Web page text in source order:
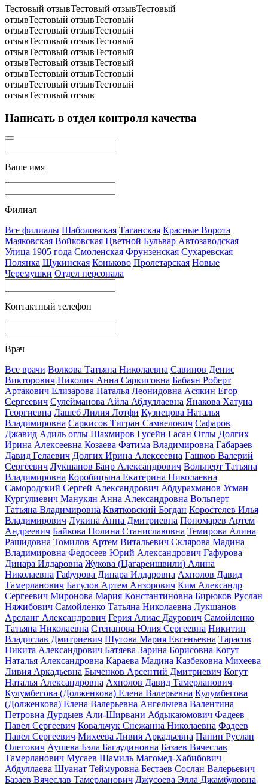
Тестовый отзывТестовый отзывТестовый
отзывТестовый отзывТестовый
отзывТестовый отзывТестовый
отзывТестовый отзывТестовый
отзывТестовый отзывТестовый
отзывТестовый отзывТестовый
отзывТестовый отзывТестовый
отзывТестовый отзывТестовый
отзывТестовый отзыв
Написать в отдел контроля качества
Ваше имя
Филиал
Все филиалы Шаболовская Таганская Красные Ворота
Маяковская Войковская Цветной Бульвар Автозаводская
Улица 1905 года Смоленская Фрунзенская Сухаревская
Полянка Щукинская Коньково Пролетарская Новые
Черемушки Отдел персонала
Контактный телефон
Врач
Все врачи Волкова Татьяна Николаевна Савинов Денис
Викторович Николич Анна Саркисовна Бабаян Роберт
Артакович Елизарова Наталья Леонидовна Асякин Егор
Сергеевич Сулейманова Айла Абдуллаевна Янакова Хатуна
Георгиевна Лашеб Лилия Лотфи Кузнецова Наталья
Владимировна Саркисов Тигран Самвелович Сафаров
Джавид Адиль оглы Шахмиров Гусейн Гасан Оглы Долгих
Ирина Алексеевна Козаева Фатима Владимировна Габараев
Давид Гелаевич Долгих Ирина Алексеевна Гашков Валерий
Сергеевич Лукшанов Баир Александрович Вольперт Татьяна
Владимировна Коробицына Екатерина Николаевна
Самородский Сергей Александрович Абдурахманов Усман
Кургулиевич Манукян Анна Александровна Вольперт
Татьяна Владимировна Квятковский Богдан Коростелев Илья
Владимирович Лукина Анна Дмитриевна Пономарев Артем
Андреевич Байкова Полина Станиславовна Темирова Алина
Рашидовна Томилов Артем Витальевич Склярова Мадина
Владимировна Федосеев Юрий Александрович Гафурова
Динара Илдаровна Жукова (Цагареишвили) Алина
Николаевна Гафурова Динара Илдаровна Ахполов Давид
Тамерланович Багулов Артем Анзорович Ким Александр
Сергеевич Миронова Мария Константиновна Бирюков Руслан
Няжибович Самойленко Татьяна Николаевна Лукшанов
Арсланг Александрович Герия Алиас Даурович Самойленко
Татьяна Николаевна Степанова Юлия Сергеевна Никитин
Владислав Дмитриевич Шутова Мария Евгеньевна Тарасов
Никита Александрович Батяева Зарина Борисовна Когут
Наталья Александровна Караева Мадина Казбековна Михеева
Ливия Аркадьевна Быченков Арсентий Дмитриевич Когут
Наталья Александровна Ахполов Давид Тамерланович
Кулумбегова (Долженкова) Елена Валерьевна Кулумбегова
(Долженкова) Елена Валерьевна Ангельчева Валентина
Петровна Дурдыев Али-Ширвани Абдыкаюмович Фадеев
Павел Сергеевич Ковальчук Снежанна Николаевна Фадеев
Павел Сергеевич Михеева Ливия Аркадьевна Панин Руслан
Олегович Аушева Бэла Багаудиновна Базаев Вячеслав
Тамерланович Мусаев Шамиль Магомед-Хабибович
Абдуллаева Шуанат Теймуровна Бестаев Сослан Валерьевич
Базаев Вячеслав Тамерланович Джусоева Элла Джамбуловна